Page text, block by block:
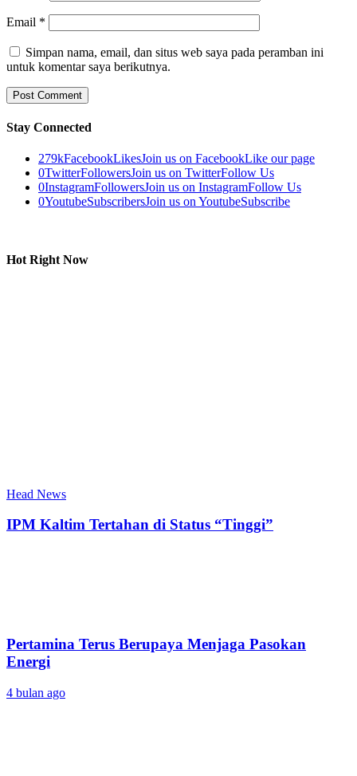
Email *
Simpan nama, email, dan situs web saya pada peramban ini
untuk komentar saya berikutnya.
Stay Connected
279kFacebookLikesJoin us on FacebookLike our page
0TwitterFollowersJoin us on TwitterFollow Us
0InstagramFollowersJoin us on InstagramFollow Us
0YoutubeSubscribersJoin us on YoutubeSubscribe
Hot Right Now
Head News
IPM Kaltim Tertahan di Status “Tinggi”
Pertamina Terus Berupaya Menjaga Pasokan
Energi
4 bulan ago